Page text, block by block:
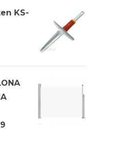
KS-